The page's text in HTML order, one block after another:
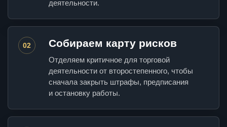
деятельности.
02 Собираем карту рисков
Отделяем критичное для торговой
деятельности от второстепенного, чтобы
сначала закрыть штрафы, предписания
и остановку работы.